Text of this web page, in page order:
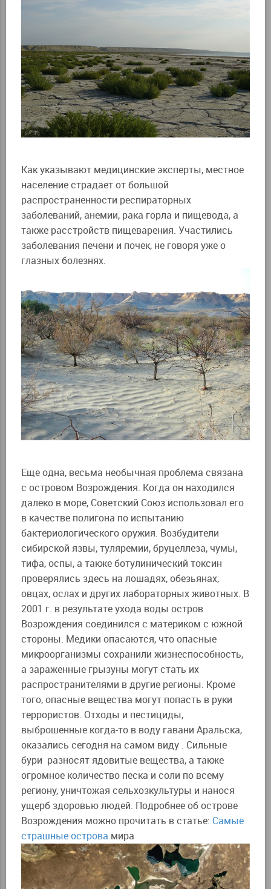
Как указывают медицинские эксперты, местное
население страдает от большой
распространенности респираторных
заболеваний, анемии, рака горла и пищевода, а
также расстройств пищеварения. Участились
заболевания печени и почек, не говоря уже о
глазных болезнях.
Еще одна, весьма необычная проблема связана
с островом Возрождения. Когда он находился
далеко в море, Советский Союз использовал его
в качестве полигона по испытанию
бактериологического оружия. Возбудители
сибирской язвы, туляремии, бруцеллеза, чумы,
тифа, оспы, а также ботулинический токсин
проверялись здесь на лошадях, обезьянах,
овцах, ослах и других лабораторных животных. В
2001 г. в результате ухода воды остров
Возрождения соединился с материком с южной
стороны. Медики опасаются, что опасные
микроорганизмы сохранили жизнеспособность,
а зараженные грызуны могут стать их
распространителями в другие регионы. Кроме
того, опасные вещества могут попасть в руки
террористов. Отходы и пестициды,
выброшенные когда-то в воду гавани Аральска,
оказались сегодня на самом виду . Сильные
бури разносят ядовитые вещества, а также
огромное количество песка и соли по всему
региону, уничтожая сельхозкультуры и нанося
ущерб здоровью людей. Подробнее об острове
Возрождения можно прочитать в статье: Самые
страшные острова мира